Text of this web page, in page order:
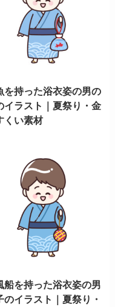
を持った浴衣姿の男の
イラスト｜夏祭り・金
くい素材
船を持った浴衣姿の男
のイラスト｜夏祭り・